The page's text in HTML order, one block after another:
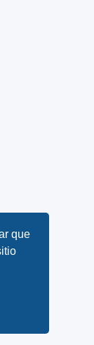
que